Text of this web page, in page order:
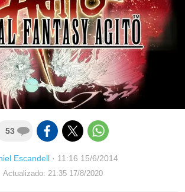
53
Escandell· 11:16 15/6/2014
Actualizado: 21:35 17/8/2020